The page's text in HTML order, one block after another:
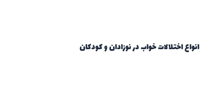
انواع اختلالات خواب در نوزادان و کودکان